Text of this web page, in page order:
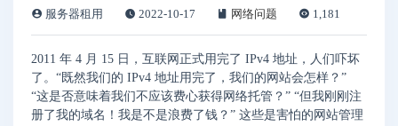
服务器租用 2022-10-17 网络问题 1,181
2011 年 4 月 15 日，互联网正式用完了 IPv4 地址，人们吓坏
了。“既然我们的 IPv4 地址用完了，我们的网站会怎样？”
“这是否意味着我们不应该费心获得网络托管？” “但我刚刚注
册了我的域名！我是不是浪费了钱？” 这些是害怕的网站管理